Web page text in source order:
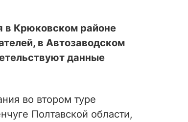
в Крюковском районе
в Автозаводском
данные
во втором туре
Полтавской области,